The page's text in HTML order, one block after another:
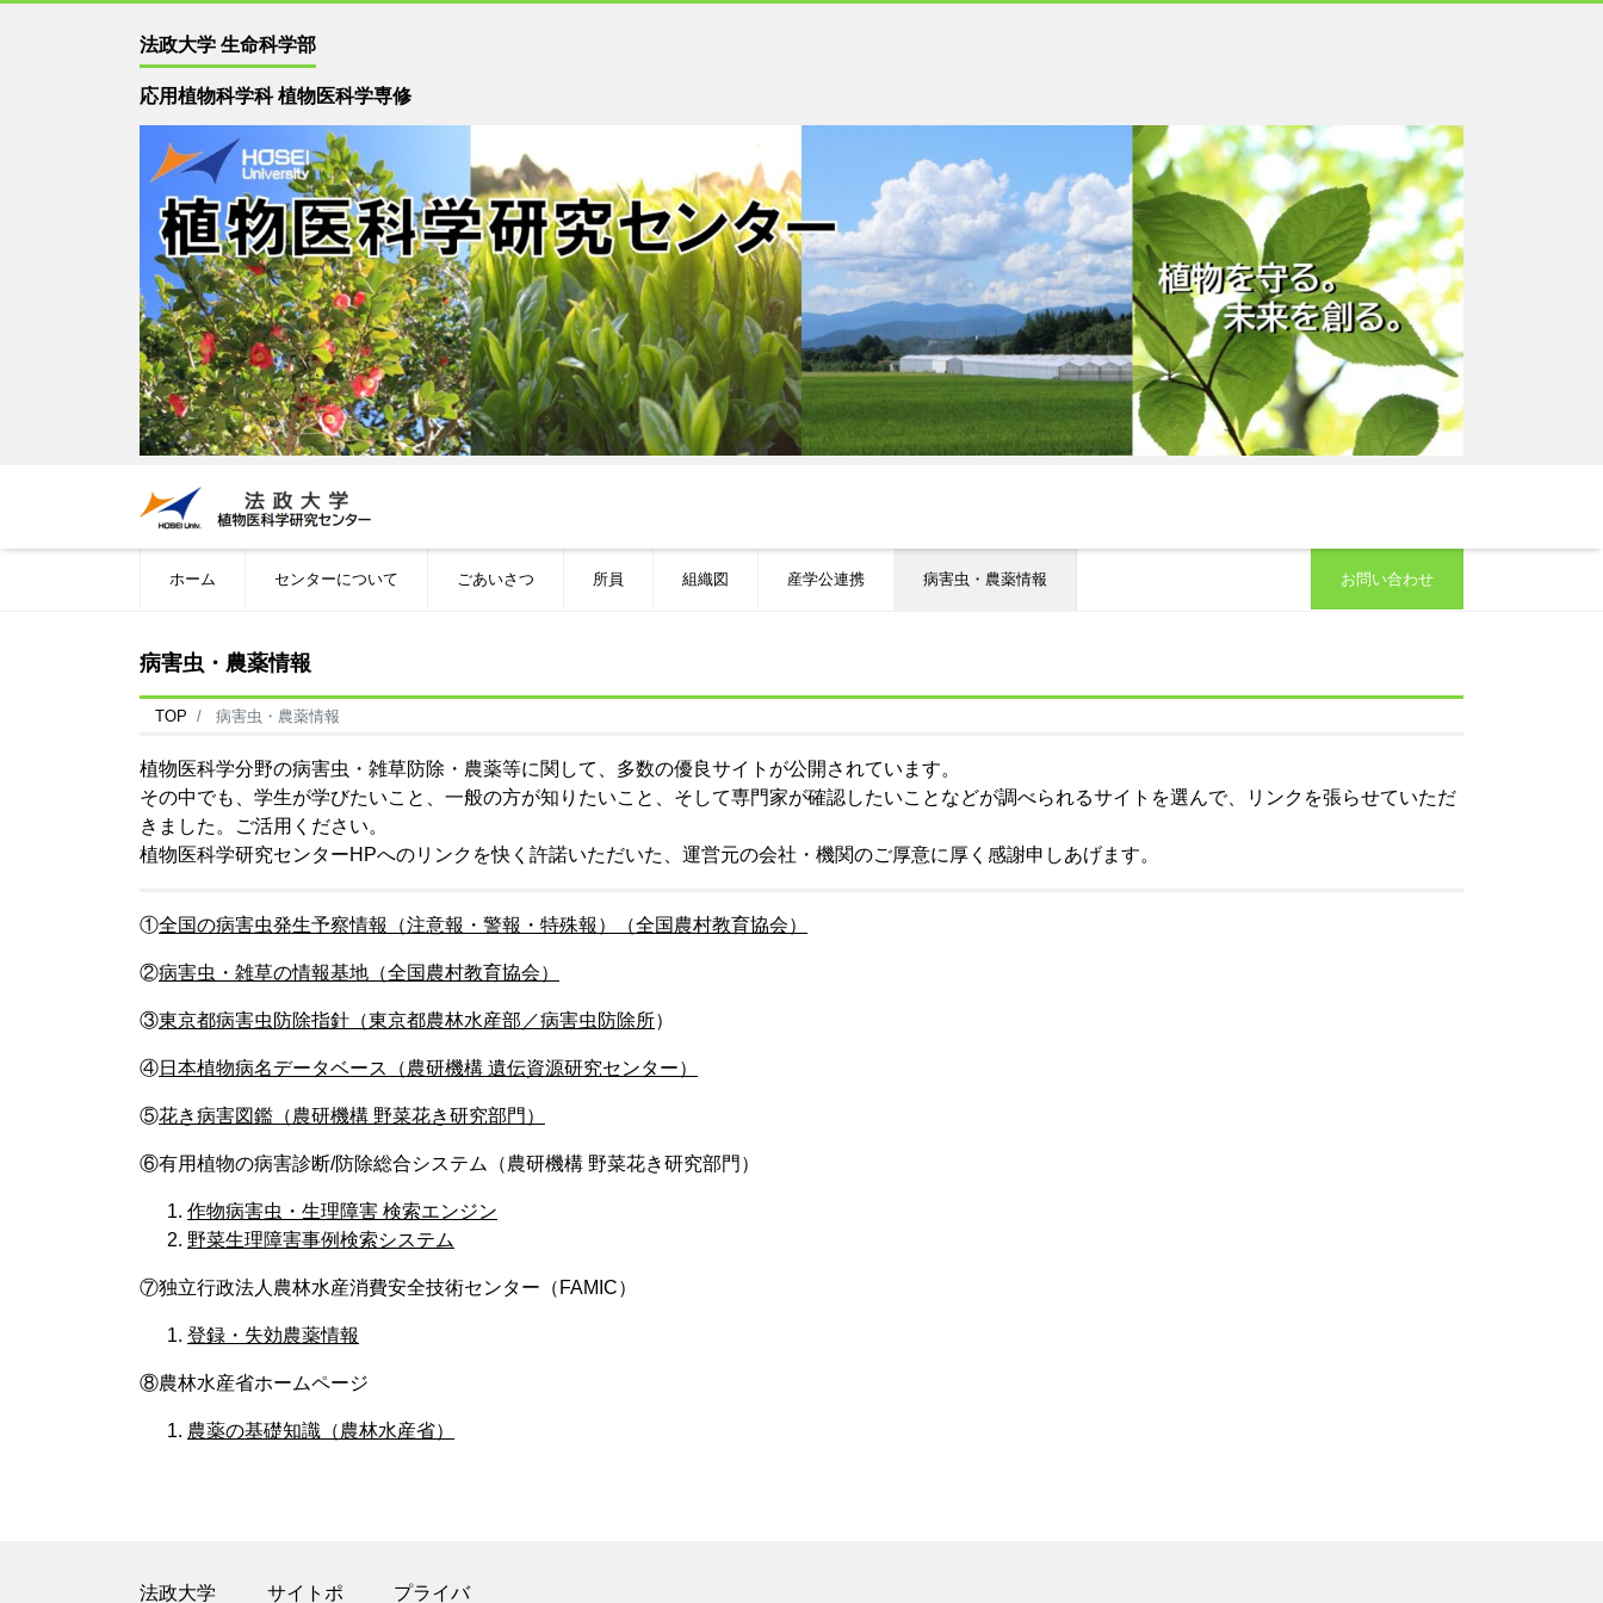
法政大学 生命科学部
応用植物科学科 植物医科学専修
ホーム センターについて ごあいさつ 所員 組織図 産学公連携 病害虫・農薬情報 お問い合わせ
病害虫・農薬情報
TOP 病害虫・農薬情報
植物医科学分野の病害虫・雑草防除・農薬等に関して、多数の優良サイトが公開されています。
その中でも、学生が学びたいこと、一般の方が知りたいこと、そして専門家が確認したいことなどが調べられるサイトを選んで、リンクを張らせていただ
きました。ご活用ください。
植物医科学研究センターHPへのリンクを快く許諾いただいた、運営元の会社・機関のご厚意に厚く感謝申しあげます。
①全国の病害虫発生予察情報（注意報・警報・特殊報）（全国農村教育協会）
②病害虫・雑草の情報基地（全国農村教育協会）
③東京都病害虫防除指針（東京都農林水産部／病害虫防除所）
④日本植物病名データベース（農研機構 遺伝資源研究センター）
⑤花き病害図鑑（農研機構 野菜花き研究部門）
⑥有用植物の病害診断/防除総合システム（農研機構 野菜花き研究部門）
作物病害虫・生理障害 検索エンジン
野菜生理障害事例検索システム
⑦独立行政法人農林水産消費安全技術センター（FAMIC）
登録・失効農薬情報
⑧農林水産省ホームページ
農薬の基礎知識（農林水産省）
法政大学 サイトポ プライバ